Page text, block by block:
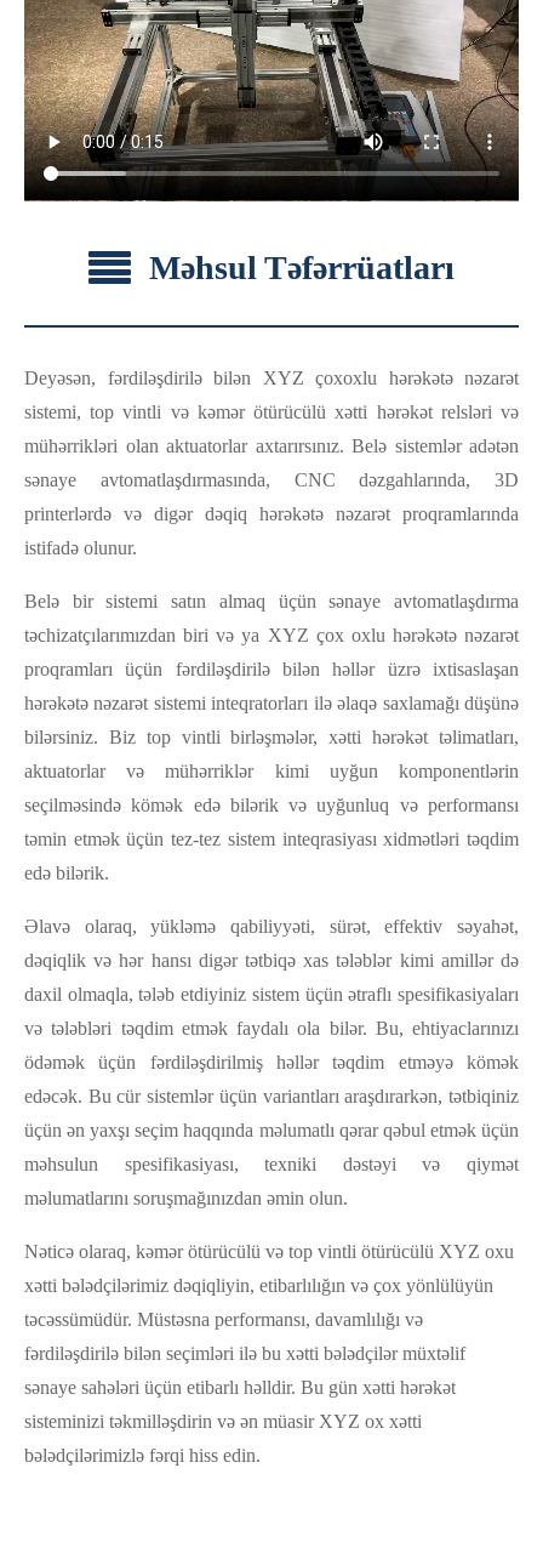
Məhsul Təfərrüatları
Deyəsən, fərdiləşdirilə bilən XYZ çoxoxlu hərəkətə nəzarət
sistemi, top vintli və kəmər ötürücülü xətti hərəkət relsləri və
mühərrikləri olan aktuatorlar axtarırsınız. Belə sistemlər adətən
sənaye avtomatlaşdırmasında, CNC dəzgahlarında, 3D
printerlərdə və digər dəqiq hərəkətə nəzarət proqramlarında
istifadə olunur.
Belə bir sistemi satın almaq üçün sənaye avtomatlaşdırma
təchizatçılarımızdan biri və ya XYZ çox oxlu hərəkətə nəzarət
proqramları üçün fərdiləşdirilə bilən həllər üzrə ixtisaslaşan
hərəkətə nəzarət sistemi inteqratorları ilə əlaqə saxlamağı düşünə
bilərsiniz. Biz top vintli birləşmələr, xətti hərəkət təlimatları,
aktuatorlar və mühərriklər kimi uyğun komponentlərin
seçilməsində kömək edə bilərik və uyğunluq və performansı
təmin etmək üçün tez-tez sistem inteqrasiyası xidmətləri təqdim
edə bilərik.
Əlavə olaraq, yükləmə qabiliyyəti, sürət, effektiv səyahət,
dəqiqlik və hər hansı digər tətbiqə xas tələblər kimi amillər də
daxil olmaqla, tələb etdiyiniz sistem üçün ətraflı spesifikasiyaları
və tələbləri təqdim etmək faydalı ola bilər. Bu, ehtiyaclarınızı
ödəmək üçün fərdiləşdirilmiş həllər təqdim etməyə kömək
edəcək. Bu cür sistemlər üçün variantları araşdırarkən, tətbiqiniz
üçün ən yaxşı seçim haqqında məlumatlı qərar qəbul etmək üçün
məhsulun spesifikasiyası, texniki dəstəyi və qiymət
məlumatlarını soruşmağınızdan əmin olun.
Nəticə olaraq, kəmər ötürücülü və top vintli ötürücülü XYZ oxu
xətti bələdçilərimiz dəqiqliyin, etibarlılığın və çox yönlülüyün
təcəssümüdür. Müstəsna performansı, davamlılığı və
fərdiləşdirilə bilən seçimləri ilə bu xətti bələdçilər müxtəlif
sənaye sahələri üçün etibarlı həlldir. Bu gün xətti hərəkət
sisteminizi təkmilləşdirin və ən müasir XYZ ox xətti
bələdçilərimizlə fərqi hiss edin.